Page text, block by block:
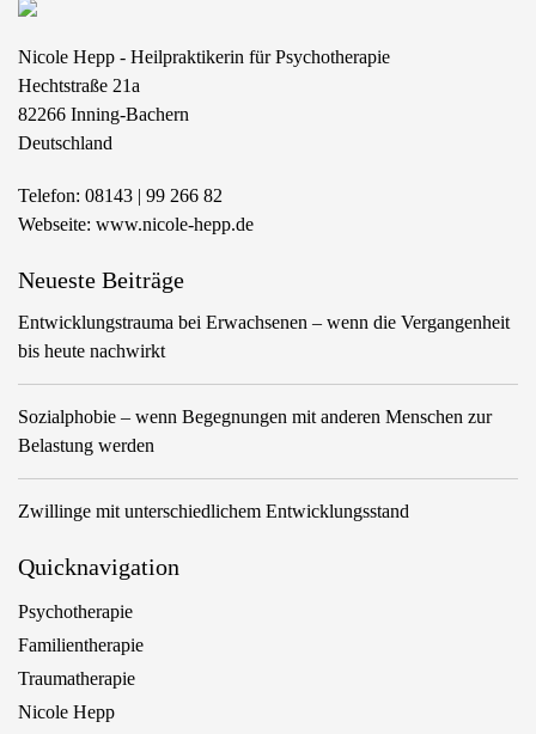
Nicole Hepp - Heilpraktikerin für Psychotherapie
Hechtstraße 21a
82266 Inning-Bachern
Deutschland
Telefon: 08143 | 99 266 82
Webseite: www.nicole-hepp.de
Neueste Beiträge
Entwicklungstrauma bei Erwachsenen – wenn die Vergangenheit
bis heute nachwirkt
Sozialphobie – wenn Begegnungen mit anderen Menschen zur
Belastung werden
Zwillinge mit unterschiedlichem Entwicklungsstand
Quicknavigation
Psychotherapie
Familientherapie
Traumatherapie
Nicole Hepp